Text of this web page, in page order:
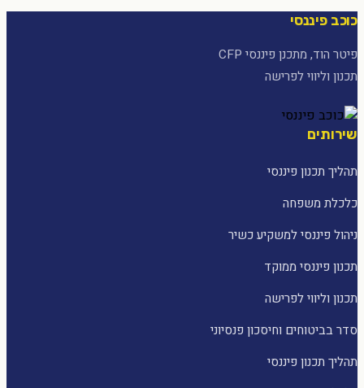
כוכב פיננסי
פיטר הוד, מתכנן פיננסי CFP
תכנון וליווי לפרישה
שירותים
תהליך תכנון פיננסי
כלכלת משפחה
ניהול פיננסי למשקיע כשיר
תכנון פיננסי ממוקד
תכנון וליווי לפרישה
סדר בביטוחים וחיסכון פנסיוני
תהליך תכנון פיננסי